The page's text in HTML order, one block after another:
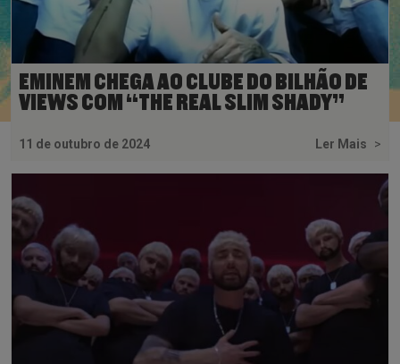
EMINEM CHEGA AO CLUBE DO BILHÃO DE
VIEWS COM “THE REAL SLIM SHADY”
11 de outubro de 2024 Ler Mais >